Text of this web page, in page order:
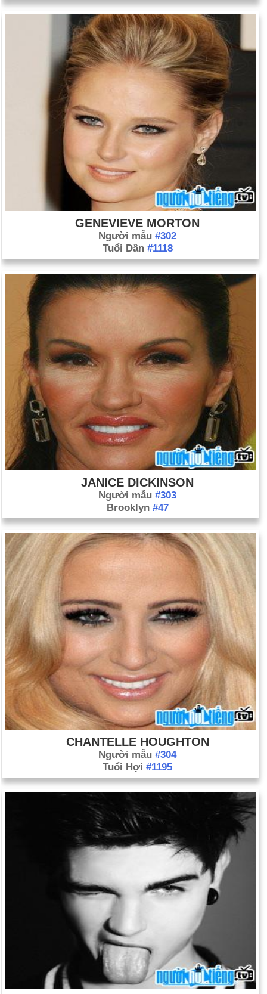
GENEVIEVE MORTON
Người mẫu #302
Tuổi Dần #1118
JANICE DICKINSON
Người mẫu #303
Brooklyn #47
CHANTELLE HOUGHTON
Người mẫu #304
Tuổi Hợi #1195